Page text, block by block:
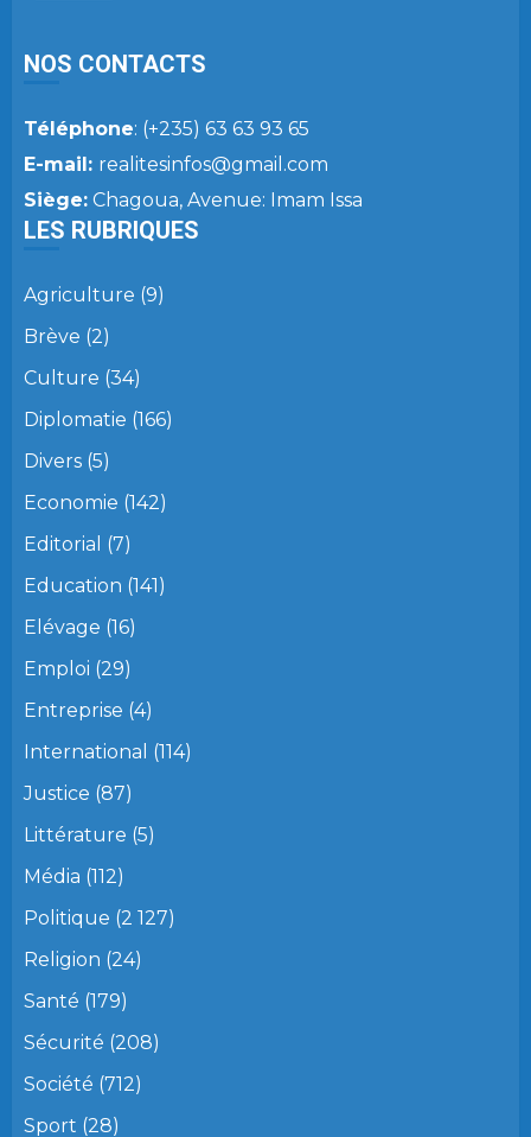
NOS CONTACTS
Téléphone: (+235) 63 63 93 65
E-mail: realitesinfos@gmail.com
Siège: Chagoua, Avenue: Imam Issa
LES RUBRIQUES
Agriculture (9)
Brève (2)
Culture (34)
Diplomatie (166)
Divers (5)
Economie (142)
Editorial (7)
Education (141)
Elévage (16)
Emploi (29)
Entreprise (4)
International (114)
Justice (87)
Littérature (5)
Média (112)
Politique (2 127)
Religion (24)
Santé (179)
Sécurité (208)
Société (712)
Sport (28)